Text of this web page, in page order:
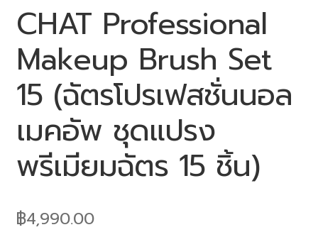
CHAT Professional
Makeup Brush Set
15 (ฉัตรโปรเฟสชั่นนอล
เมคอัพ ชุดแปรง
พรีเมียมฉัตร 15 ชิ้น)
฿4,990.00